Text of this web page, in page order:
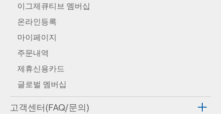
이그제큐티브 멤버십
온라인등록
마이페이지
주문내역
제휴신용카드
글로벌 멤버십
고객센터(FAQ/문의)